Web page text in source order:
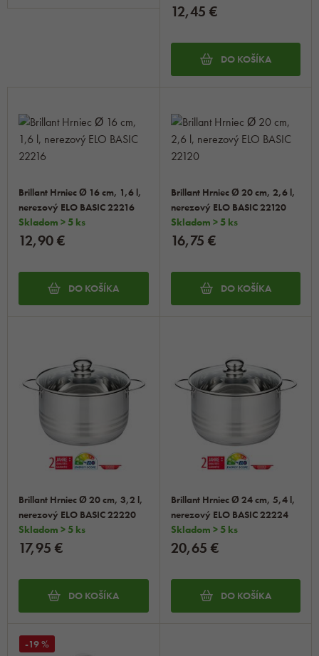
12,45 €
DO KOŠÍKA
Brillant Hrniec Ø 16 cm, 1,6 l,
nerezový ELO BASIC 22216
Skladom > 5 ks
12,90 €
DO KOŠÍKA
Brillant Hrniec Ø 20 cm, 2,6 l,
nerezový ELO BASIC 22120
Skladom > 5 ks
16,75 €
DO KOŠÍKA
Brillant Hrniec Ø 20 cm, 3,2 l,
nerezový ELO BASIC 22220
Skladom > 5 ks
17,95 €
DO KOŠÍKA
Brillant Hrniec Ø 24 cm, 5,4 l,
nerezový ELO BASIC 22224
Skladom > 5 ks
20,65 €
DO KOŠÍKA
-19 %